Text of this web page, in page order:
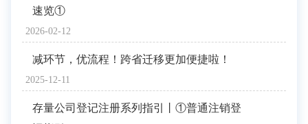
2026-02-12
速览①
2025-12-11
减环节，优流程！跨省迁移更加便捷啦！
存量公司登记注册系列指引丨①普通注销登